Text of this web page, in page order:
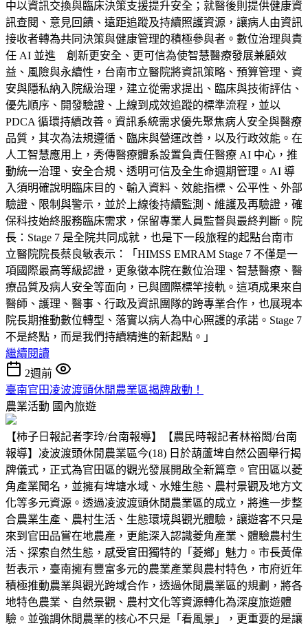
中以資訊交換與臨床決策支援提升安全；就醫後則提供健康資
訊查閱、意見回饋、遠距追蹤及持續照護資源，讓病人由資訊
接收者轉為共同決策與健康管理的積極參與者。數位治理與責
任 AI 並進 創新更安全、更可信為使智慧醫療發展兼顧效
益、風險與永續性，台南市立醫院將資訊策略、預算管理、資
安與隱私納入院級治理，建立從需求提出、臨床與技術評估、
優先順序、開發驗證、上線到成效追蹤的標準流程，並以
PDCA 循環持續改善。資訊系統需求優先聚焦病人安全與醫療
品質，其次為法規遵循、臨床與營運改善，以及行政效能。在
人工智慧應用上，秀傳醫療體系設置負責任醫療 AI 中心，推
動統一治理、安全合規、透明可信及全生命週期管理。AI 導
入須明確說明臨床目的、輸入資料、效能指標、公平性、外部
驗證、限制與警示，並於上線後持續監測、維護及再驗證，確
保科技始終服務臨床需求，保留專業人員監督與最終判斷。院
長：Stage 7 是全院共同成就，也是下一段旅程的起點台南市
立醫院院長蔡良敏表示：「HIMSS EMRAM Stage 7 不僅是一
項國際最高等級認證，更象徵本院在數位治理、智慧醫療、醫
療品質及病人安全等面向，已與國際標竿接軌。這項成果來自
醫師、護理、醫事、行政及資訊團隊的跨專業合作，也展現本
院長期推動數位轉型、落實以病人為中心照護的承諾。Stage 7
不是終點，而是我們持續精進的新起點。」
繼續閱讀
2週前
臺南官田凌波渡頭休閒農業區揭牌啟動！
農業活動 國內旅遊
【柿子日報記者李玲/台南報導】【農民時報記者林裕閎/台南
報導】凌波渡頭休閒農業區今(18) 日於葫蘆埤自然公園舉行揭
牌儀式，正式為官田區的觀光發展開啟全新篇章。官田區以菱
角產業聞名，並擁有埤塘水域、水雉生態、農村景觀及地方文
化等多元資源。透過凌波渡頭休閒農業區的成立，將進一步整
合農業生產、農村生活、生態環境與觀光體驗，讓遊客不只是
來到官田品嘗在地農產，更能深入認識菱角產業、體驗農村生
活、探索自然生態，感受官田獨特的「菱鄉」魅力。市長黃偉
哲表示，臺南擁有豐富多元的農業產業與農村特色，市府近年
積極推動農業與觀光跨域合作，透過休閒農業區的規劃，將各
地特色農業、自然景觀、農村文化等資源轉化為深度旅遊體
驗。並強調休閒農業的核心不只是「看風景」，更重要的是讓